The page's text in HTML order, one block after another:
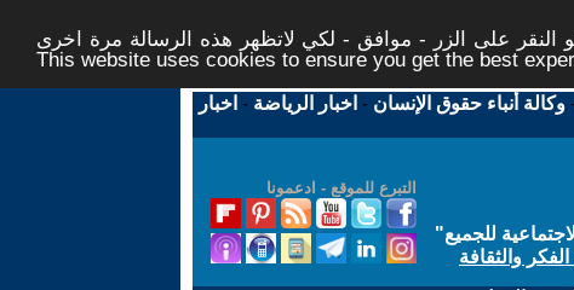
على الزر - موافق - لكي لاتظهر هذه الرسالة مرة اخرى -
This website uses cookies to ensure you get the best
وكالة أنباء حقوق الإنسان - اخبار الرياضة - اخبار
التبرع للموقع - ادعمونا
للجميع"
والثقافة